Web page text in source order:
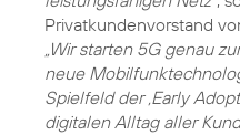
Privatkundenvorstand
„Wir starten 5G genau
neue
Spielfeld der ‚Early
digitalen Alltag aller